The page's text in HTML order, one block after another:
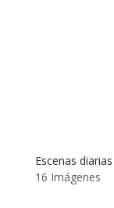
Escenas diarias
16 Imágenes